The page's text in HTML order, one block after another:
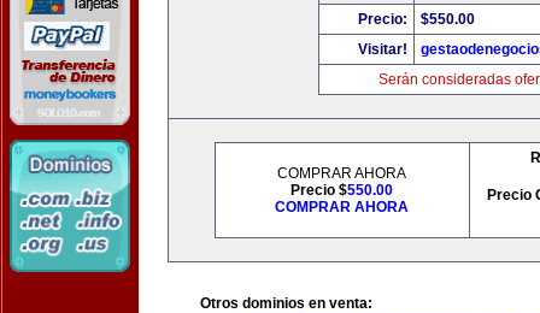
Precio:
$550.00
Visitar!
Serán consideradas
COMPRAR AHORA
Precio $550.00
COMPRAR AHORA
Precio
Otros dominios en venta: